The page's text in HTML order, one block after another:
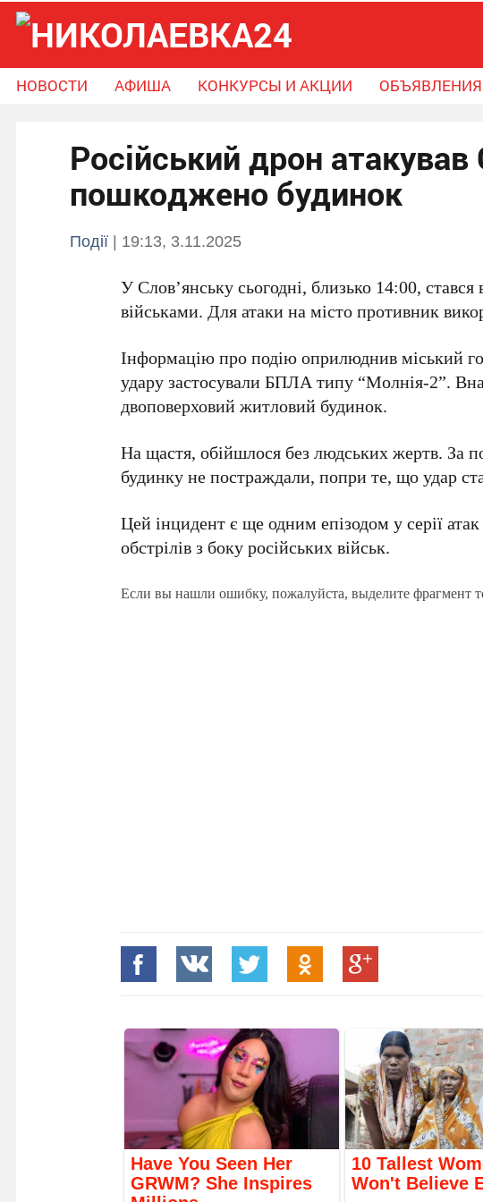
НОВОСТИ АФИША КОНКУРСЫ И АКЦИИ ОБЪЯВЛЕНИЯ
Объявления
Справочник громады
Російський дрон атакував
пошкоджено будинок
Події | 19:13, 3.11.2025
У Слов’янську сьогодні, близько 14:00,
військами. Для атаки на місто противник
Інформацію про подію оприлюднив міський
удару застосували БПЛА типу “Молнія-2”.
двоповерховий житловий будинок.
На щастя, обійшлося без людських жертв. За
будинку не постраждали, попри те, що удар
Цей інцидент є ще одним епізодом у серії
обстрілів з боку російських військ.
Если вы нашли ошибку, пожалуйста, выделите фрагмент